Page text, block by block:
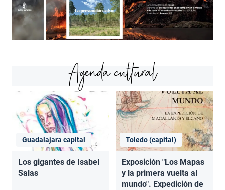
Agenda cultural
Guadalajara capital
Los gigantes de Isabel
Salas
Toledo (capital)
Exposición "Los Mapas
y la primera vuelta al
mundo". Expedición de